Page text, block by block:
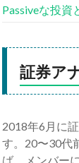
Passiveな投資
証券ア
2018年6月に
す。20〜30代
ば、メンバー